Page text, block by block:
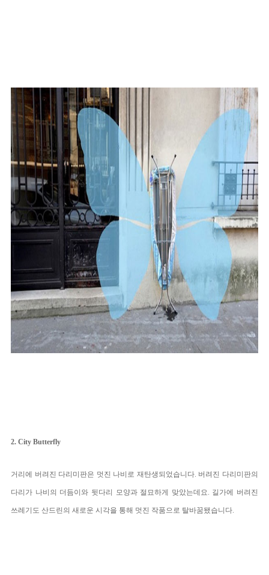
2. City Butterfly
거리에 버려진 다리미판은 멋진 나비로 재탄생되었습니다. 버려진 다리미판의
다리가 나비의 더듬이와 뒷다리 모양과 절묘하게 맞았는데요. 길가에 버려진
쓰레기도 산드린의 새로운 시각을 통해 멋진 작품으로 탈바꿈됐습니다.